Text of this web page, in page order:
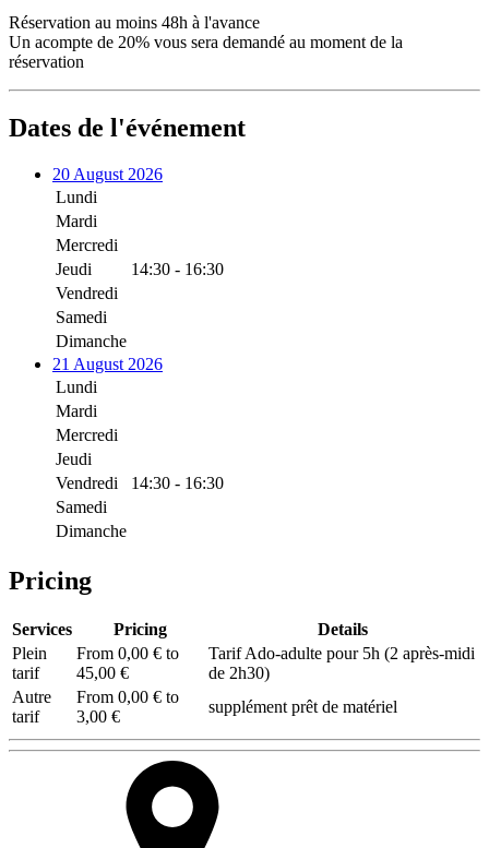
Réservation au moins 48h à l'avance
Un acompte de 20% vous sera demandé au moment de la
réservation
Dates de l'événement
20 August 2026
Lundi
Mardi
Mercredi
Jeudi
14:30 - 16:30
Vendredi
Samedi
Dimanche
21 August 2026
Lundi
Mardi
Mercredi
Jeudi
Vendredi
14:30 - 16:30
Samedi
Dimanche
Pricing
Services Pricing
Details
Plein
tarif
From 0,00 € to
45,00 €
Tarif Ado-adulte pour 5h (2 après-midi
de 2h30)
Autre
tarif
From 0,00 € to
3,00 €
supplément prêt de matériel